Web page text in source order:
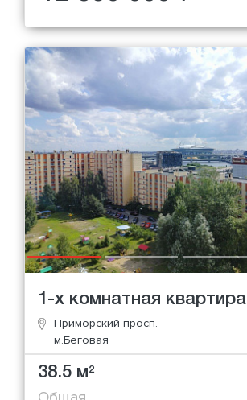
1-х комнатная квартира
Приморский просп.
м.Беговая
38.5 м2